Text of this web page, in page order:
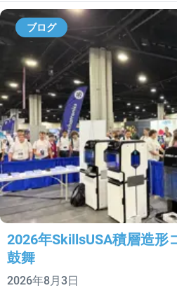
ブログ
2026年SkillsUSA積層造形
鼓舞
2026年8月3日